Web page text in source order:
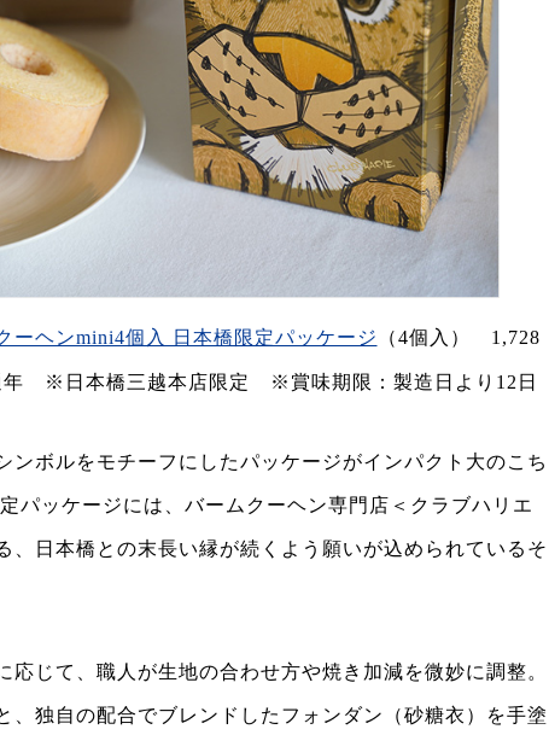
ーヘンmini4個入 日本橋限定パッケージ （4個入） 1,728
※日本橋三越本店限定 ※賞味期限：製造日より12日
ンボルをモチーフにしたパッケージがインパクト大のこち
パッケージには、バームクーヘン専門店＜クラブハリエ
、日本橋との末長い縁が続くよう願いが込められているそ
応じて、職人が生地の合わせ方や焼き加減を微妙に調整。
、独自の配合でブレンドしたフォンダン（砂糖衣）を手塗